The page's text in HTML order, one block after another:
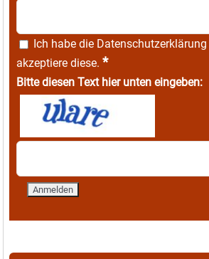
Ich habe die Datenschutzerklärung
akzeptiere diese. *
Bitte diesen Text hier unten eingeben: